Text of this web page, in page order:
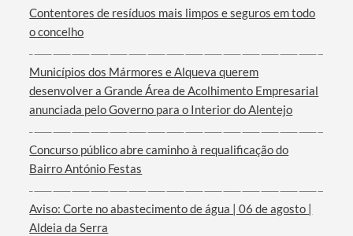
Filtros
Contentores de resíduos mais limpos e seguros em todo
o concelho
Municípios dos Mármores e Alqueva querem
desenvolver a Grande Área de Acolhimento Empresarial
anunciada pelo Governo para o Interior do Alentejo
Concurso público abre caminho à requalificação do
Bairro António Festas
Aviso: Corte no abastecimento de água | 06 de agosto |
Aldeia da Serra